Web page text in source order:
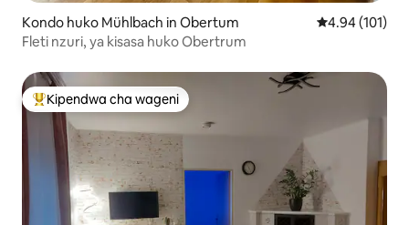
Kondo huko Mühlbach in Obertum Ukadiriaji wa
4.94 (101)
Fleti nzuri, ya kisasa huko Obertrum
Kipendwa maarufu cha wageni
Kipendwa cha wageni